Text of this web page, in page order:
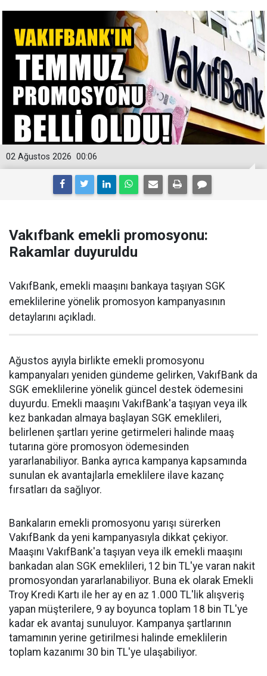
00:06
02 Ağustos 2026
Vakıfbank emekli promosyonu:
Rakamlar duyuruldu
VakıfBank, emekli maaşını bankaya taşıyan SGK
emeklilerine yönelik promosyon kampanyasının
detaylarını açıkladı.
Ağustos ayıyla birlikte emekli promosyonu
kampanyaları yeniden gündeme gelirken, VakıfBank da
SGK emeklilerine yönelik güncel destek ödemesini
duyurdu. Emekli maaşını VakıfBank'a taşıyan veya ilk
kez bankadan almaya başlayan SGK emeklileri,
belirlenen şartları yerine getirmeleri halinde maaş
tutarına göre promosyon ödemesinden
yararlanabiliyor. Banka ayrıca kampanya kapsamında
sunulan ek avantajlarla emeklilere ilave kazanç
fırsatları da sağlıyor.
Bankaların emekli promosyonu yarışı sürerken
VakıfBank da yeni kampanyasıyla dikkat çekiyor.
Maaşını VakıfBank'a taşıyan veya ilk emekli maaşını
bankadan alan SGK emeklileri, 12 bin TL'ye varan nakit
promosyondan yararlanabiliyor. Buna ek olarak Emekli
Troy Kredi Kartı ile her ay en az 1.000 TL'lik alışveriş
yapan müşterilere, 9 ay boyunca toplam 18 bin TL'ye
kadar ek avantaj sunuluyor. Kampanya şartlarının
tamamının yerine getirilmesi halinde emeklilerin
toplam kazanımı 30 bin TL'ye ulaşabiliyor.